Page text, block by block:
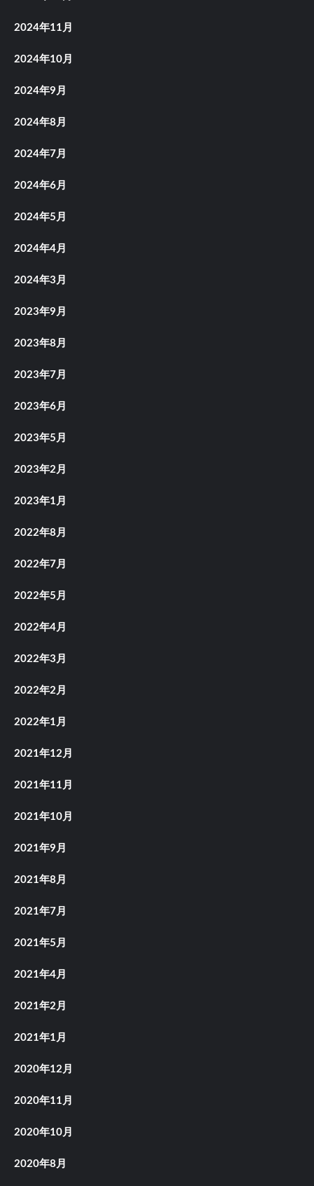
2024年11月
2024年10月
2024年9月
2024年8月
2024年7月
2024年6月
2024年5月
2024年4月
2024年3月
2023年9月
2023年8月
2023年7月
2023年6月
2023年5月
2023年2月
2023年1月
2022年8月
2022年7月
2022年5月
2022年4月
2022年3月
2022年2月
2022年1月
2021年12月
2021年11月
2021年10月
2021年9月
2021年8月
2021年7月
2021年5月
2021年4月
2021年2月
2021年1月
2020年12月
2020年11月
2020年10月
2020年8月